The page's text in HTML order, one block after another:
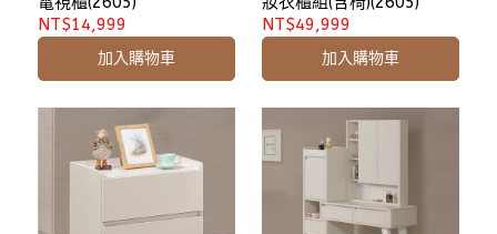
NT$14,999
加入購物車
NT$49,999
加入購物車